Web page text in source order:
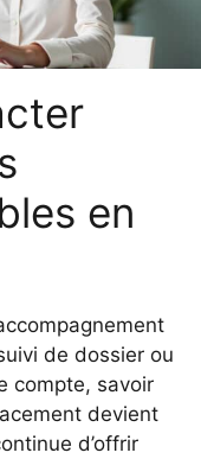
en
de dossier ou
compte, savoir
devient
d’offrir